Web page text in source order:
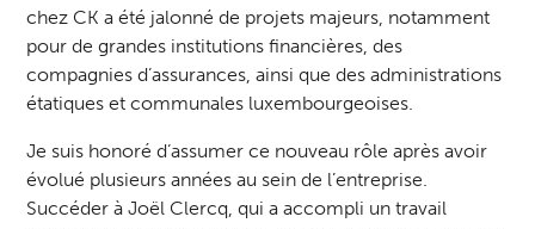
chez CK a été jalonné de projets majeurs, notamment
pour de grandes institutions financières, des
compagnies d’assurances, ainsi que des administrations
étatiques et communales luxembourgeoises.
Je suis honoré d’assumer ce nouveau rôle après avoir
évolué plusieurs années au sein de l’entreprise.
Succéder à Joël Clercq, qui a accompli un travail